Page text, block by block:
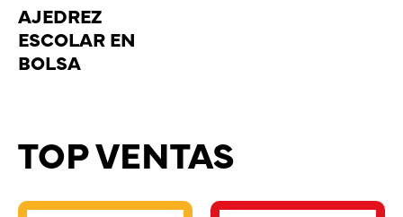
AJEDREZ
ESCOLAR EN
BOLSA
TOP VENTAS